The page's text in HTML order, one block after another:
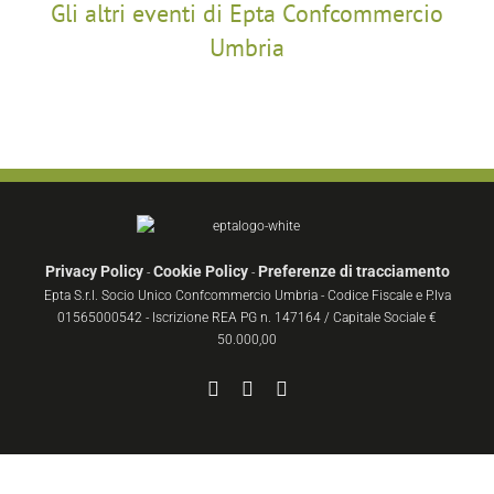
Gli altri eventi di Epta Confcommercio
Umbria
Privacy Policy- Cookie Policy- Preferenze di tracciamento
Epta S.r.l. Socio Unico Confcommercio Umbria - Codice Fiscale e P.Iva
01565000542 - Iscrizione REA PG n. 147164 / Capitale Sociale €
50.000,00
FacebookYouTube